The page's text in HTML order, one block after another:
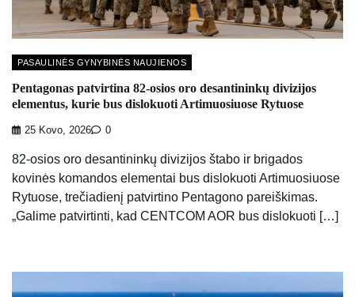
PASAULINĖS GYNYBINĖS NAUJIENOS
Pentagonas patvirtina 82-osios oro desantininkų divizijos
elementus, kurie bus dislokuoti Artimuosiuose Rytuose
25 Kovo, 2026 0
82-osios oro desantininkų divizijos štabo ir brigados
kovinės komandos elementai bus dislokuoti Artimuosiuose
Rytuose, trečiadienį patvirtino Pentagono pareiškimas.
„Galime patvirtinti, kad CENTCOM AOR bus dislokuoti […]